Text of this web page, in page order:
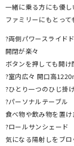
一緒に乗る方にも優し
ファミリーにもとって
?両側パワースライド
開閉が楽々
ボタンを押しても開
?室内広々 開口高1220
?ひとり一つのひじ掛け
?パーソナルテーブル
食べ物や飲み物を置け
?ロールサンシェード
気になる陽射しをブロ